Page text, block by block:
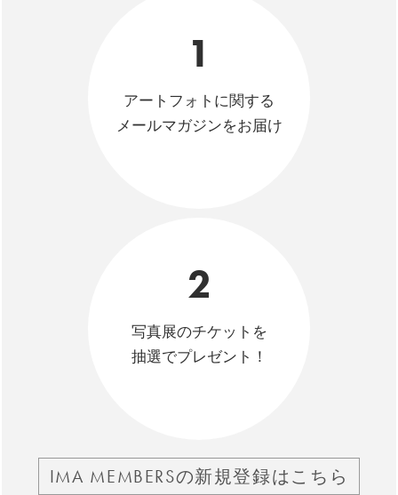
1
アートフォトに関する
メールマガジンをお届け
2
写真展のチケットを
抽選でプレゼント！
IMA MEMBERSの新規登録はこちら